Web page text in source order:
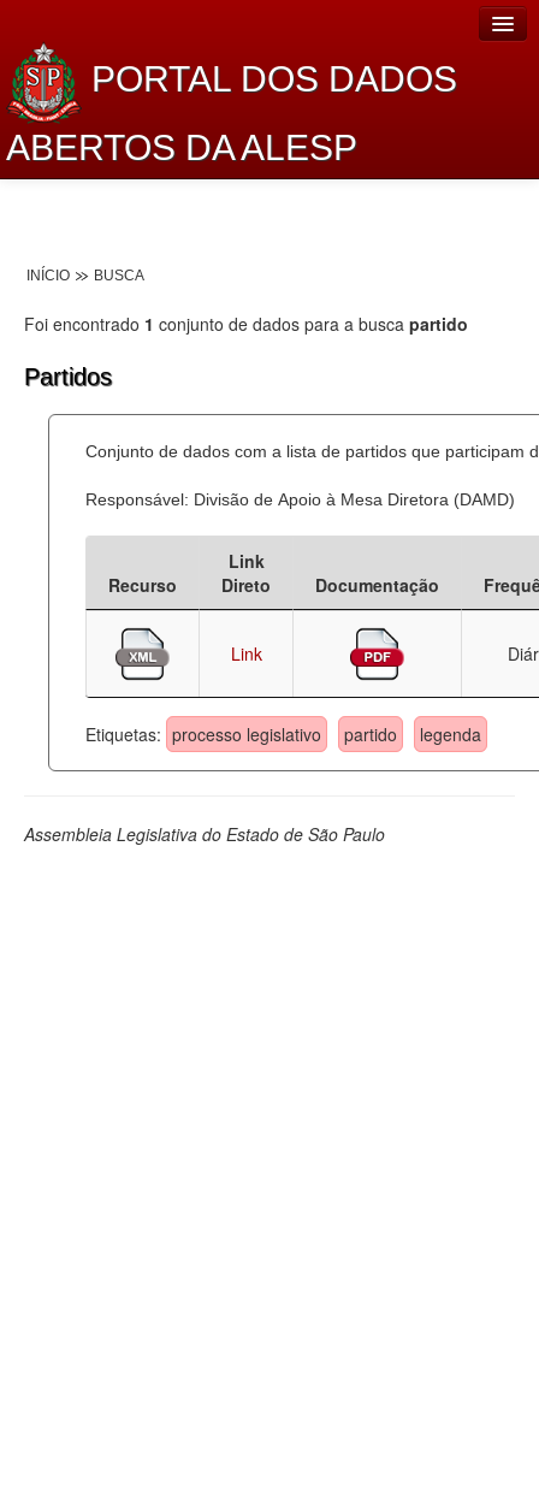
PORTAL DOS DADOS
ABERTOS DA ALESP
Lei de Acesso à Informação
Dados Governamentais Abertos
Processo Legislativo
Deputados Estaduais
Administração
Legislação
Perguntas frequentes
INÍCIO BUSCA
Foi encontrado 1 conjunto de dados para a busca partido
Partidos
Conjunto de dados com a lista de partidos que participam
Responsável: Divisão de Apoio à Mesa Diretora (DAMD)
Recurso
Link
Direto
Documentação
Link
Etiquetas: processo legislativo partido legenda
Assembleia Legislativa do Estado de São Paulo